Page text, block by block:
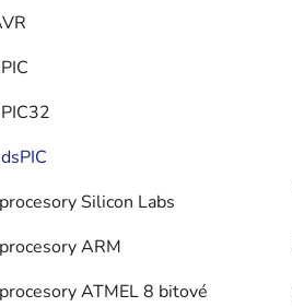
Silicon Labs
ARM
ATMEL 8 bitové